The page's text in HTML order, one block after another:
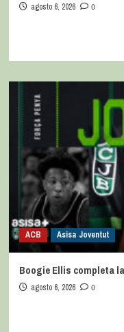
agosto 6, 2026 0
ACB Asisa Joventut
Boogie Ellis completa
agosto 6, 2026 0